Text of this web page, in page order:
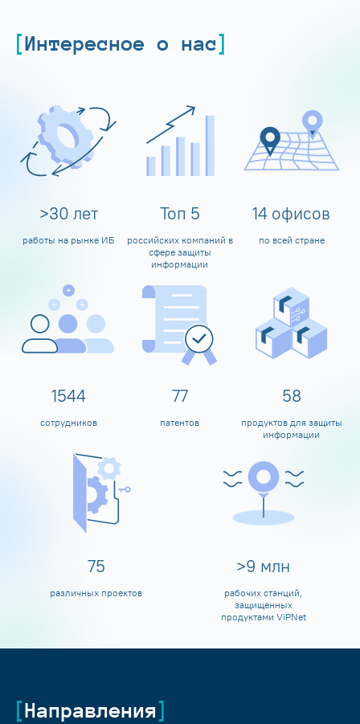
Интересное о нас
>30 лет
работы на рынке ИБ
Топ 5
российских компаний в
сфере защиты
информации
14 офисов
по всей стране
1600
сотрудников
80
патентов
60
продуктов для защиты
информации
80
различных проектов
>10 млн
рабочих станций,
защищенных
продуктами ViPNet
Направления